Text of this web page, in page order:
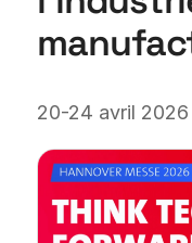
20-24 avril 2026